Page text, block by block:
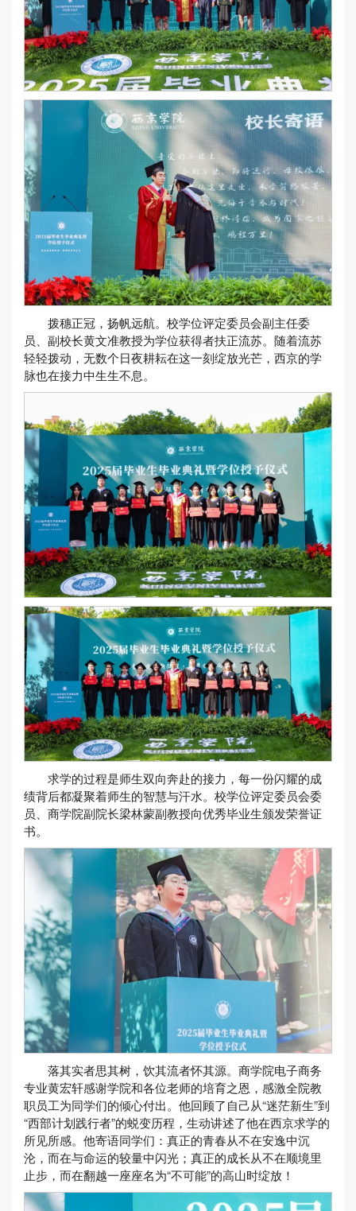
拨穗正冠，扬帆远航。校学位评定委员会副主任委
员、副校长黄文准教授为学位获得者扶正流苏。随着流苏
轻轻拨动，无数个日夜耕耘在这一刻绽放光芒，西京的学
脉也在接力中生生不息。
求学的过程是师生双向奔赴的接力，每一份闪耀的成
绩背后都凝聚着师生的智慧与汗水。校学位评定委员会委
员、商学院副院长梁林蒙副教授向优秀毕业生颁发荣誉证
书。
落其实者思其树，饮其流者怀其源。商学院电子商务
专业黄宏轩感谢学院和各位老师的培育之恩，感激全院教
职员工为同学们的倾心付出。他回顾了自己从“迷茫新生”到
“西部计划践行者”的蜕变历程，生动讲述了他在西京求学的
所见所感。他寄语同学们：真正的青春从不在安逸中沉
沦，而在与命运的较量中闪光；真正的成长从不在顺境里
止步，而在翻越一座座名为“不可能”的高山时绽放！